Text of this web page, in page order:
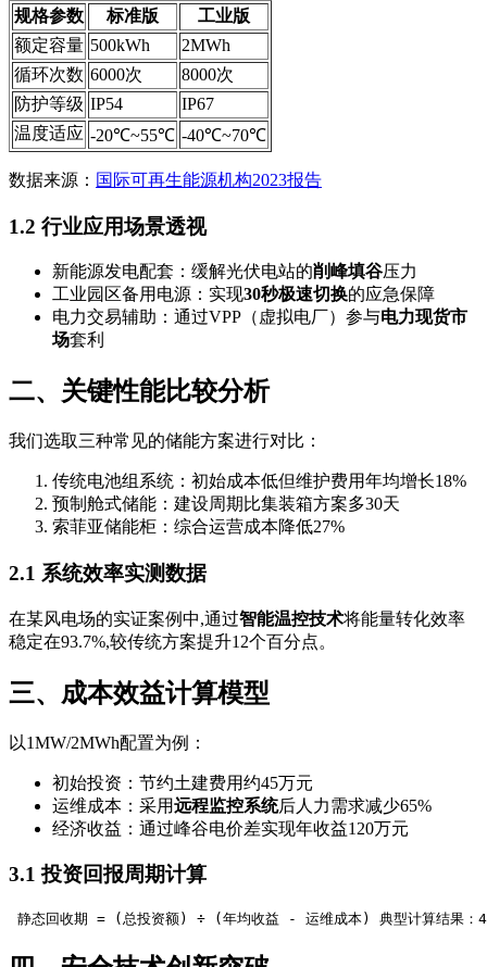
规格参数 标准版
工业版
额定容量 500kWh
2MWh
循环次数 6000次
8000次
防护等级 IP54
IP67
温度适应 -20℃~55℃ -40℃~70℃
数据来源： 国际可再生能源机构2023报告
1.2 行业应用场景透视
新能源发电配套：缓解光伏电站的削峰填谷压力
工业园区备用电源：实现30秒极速切换的应急保障
电力交易辅助：通过VPP（虚拟电厂）参与电力现货市
场套利
二、关键性能比较分析
我们选取三种常见的储能方案进行对比：
传统电池组系统：初始成本低但维护费用年均增长18%
预制舱式储能：建设周期比集装箱方案多30天
索菲亚储能柜：综合运营成本降低27%
2.1 系统效率实测数据
在某风电场的实证案例中,通过智能温控技术将能量转化效率
稳定在93.7%,较传统方案提升12个百分点。
三、成本效益计算模型
以1MW/2MWh配置为例：
初始投资：节约土建费用约45万元
运维成本：采用远程监控系统后人力需求减少65%
经济收益：通过峰谷电价差实现年收益120万元
3.1 投资回报周期计算
静态回收期 = (总投资额) ÷ (年均收益 - 运维成本) 典型计算结果